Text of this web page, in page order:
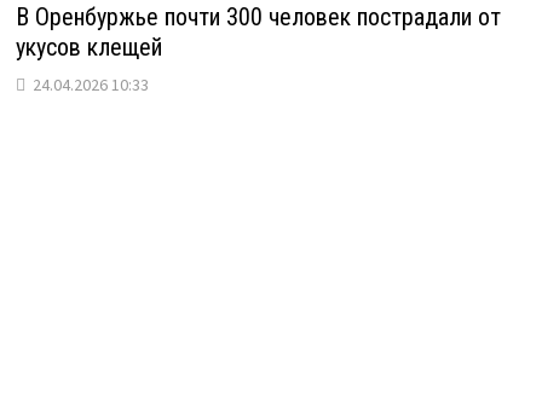
В Оренбуржье почти 300 человек пострадали от
укусов клещей
24.04.2026 10:33